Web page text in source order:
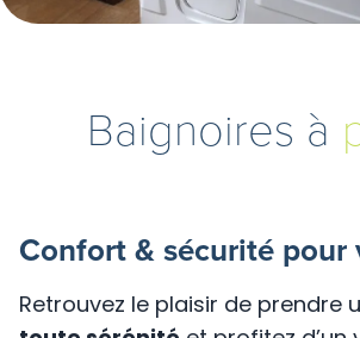
Baignoires à
Confort & sécurité pour
Retrouvez le plaisir de prendre